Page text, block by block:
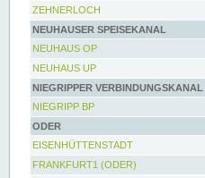
ZEHNERLOCH
NEUHAUSER SPEISEKANAL
NEUHAUS OP
NEUHAUS UP
NIEGRIPPER VERBINDUNGSKANAL
NIEGRIPP BP
ODER
EISENHÜTTENSTADT
FRANKFURT1 (ODER)